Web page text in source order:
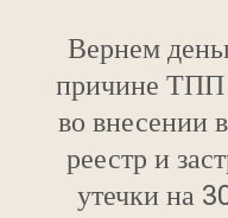
Вернем
причине
во внесении
реестр и
утечки на